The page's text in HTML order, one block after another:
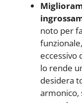
noto per
eccessivo
lo rende
desidera
armonico,